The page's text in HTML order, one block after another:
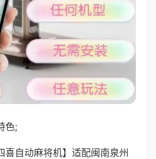
色;
喜自动麻将机】适配闽南泉州